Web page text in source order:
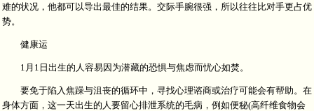
难的状况，他都可以导出最佳的结果。交际手腕很强，所以往往比对手更占优
势。
健康运
1月1日出生的人容易因为潜藏的恐惧与焦虑而忧心如焚。
要免于陷入焦躁与沮丧的循环中，寻找心理谘商或治疗可能会有帮助。在
身体方面，这一天出生的人要留心排泄系统的毛病，例如便秘(高纤维食物会